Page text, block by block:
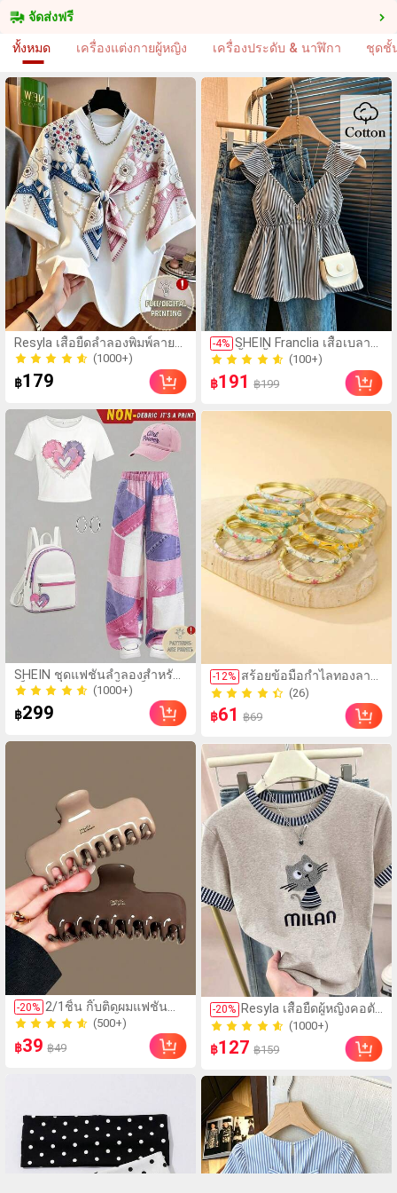
จัดส่งฟรี
ทั้งหมด เครื่องแต่งกายผู้หญิง เครื่องประดับ & นาฬิกา ชุดชั้
Resyla เสื้อยืดลำลองพิมพ์ลาย
ปักลูกปัดรูปโบว์ขนาดใหญ่
สำหรับผู้หญิง
(1000+)
100+ ขายแล้ว
100+ ขายแล้ว
฿179
SHEIN ชุดแฟชั่นลำลองสำหรับ
เด็กผู้หญิงวัยรุ่น 2 ชิ้น/เซ็ต
สไตล์หวานเท่ สำหรับฤดูร้อน
เสื้อยืดแขนสั้นคอกลมผ้าถักพิมพ์
ลายพิมพ์ดิจิทัลเอฟเฟกต์ผ้าเดนิม
(1000+)
฿299
-20% 2/1ชิ้น กิ๊บติดผมแฟชั่น
ขนาดใหญ่สีน้ำตาลชานม
สำหรับผู้หญิง เหมาะ
สำหรับการอาบน้ำ ล้าง
หน้า และจัดแต่งทรงผม
(500+)
900+ ขายแล้ว
฿39 ฿49
-4% SHEIN Franclia เสื้อเบลาส์
สั้นสีน้ำเงินลายทางน่ารัก
แต่งระบาย เซ็กซี่ เปิดหลัง
คอเว้าลึก
(100+)
200+ ขายแล้ว
200+ ขายแล้ว
฿191 ฿199
-12% สร้อยข้อมือกำไลทองลาย
ดอกไม้ดาวหลากสีเคลือบ
วินเทจ, เครื่องประดับ
แฟชั่นสำหรับผู้หญิงใส่ใน
ชีวิตประจำวันและงาน
ปาร์ตี้
(26)
200+ ขายแล้ว
200+ ขายแล้ว
฿61 ฿69
-20% Resyla เสื้อยืดผู้หญิงคอตัด
สี, หลากสี, ลายพิมพ์แมว
น่ารัก, เสื้อสำหรับออกไป
เที่ยวฤดูร้อน, ดีไซน์
พรีเมียม, ลำลอง
อเนกประสงค์, สวมใส่
ประจำวัน, กลางแจ้ง, ช้อป
ปิ้ง, การเดินทาง เสื้อผ้า
กลางแจ้ง
(1000+)
100+ ขายแล้ว
100+ ขายแล้ว
฿127 ฿159